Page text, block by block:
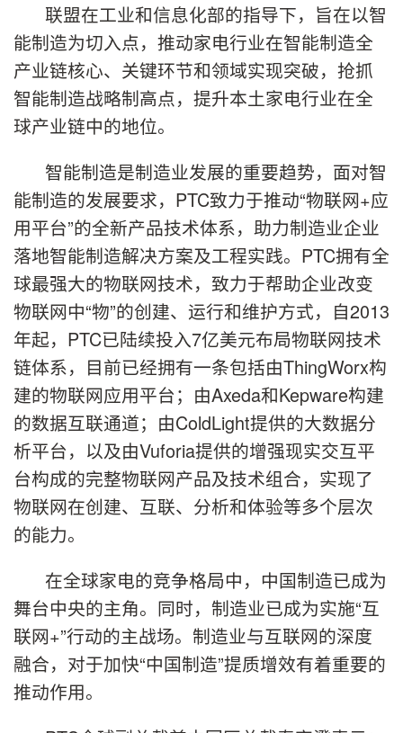
联盟在工业和信息化部的指导下，旨在以智
能制造为切入点，推动家电行业在智能制造全
产业链核心、关键环节和领域实现突破，抢抓
智能制造战略制高点，提升本土家电行业在全
球产业链中的地位。
智能制造是制造业发展的重要趋势，面对智
能制造的发展要求，PTC致力于推动“物联网+应
用平台”的全新产品技术体系，助力制造业企业
落地智能制造解决方案及工程实践。PTC拥有全
球最强大的物联网技术，致力于帮助企业改变
物联网中“物”的创建、运行和维护方式，自2013
年起，PTC已陆续投入7亿美元布局物联网技术
链体系，目前已经拥有一条包括由ThingWorx构
建的物联网应用平台；由Axeda和Kepware构建
的数据互联通道；由ColdLight提供的大数据分
析平台，以及由Vuforia提供的增强现实交互平
台构成的完整物联网产品及技术组合，实现了
物联网在创建、互联、分析和体验等多个层次
的能力。
在全球家电的竞争格局中，中国制造已成为
舞台中央的主角。同时，制造业已成为实施“互
联网+”行动的主战场。制造业与互联网的深度
融合，对于加快“中国制造”提质增效有着重要的
推动作用。